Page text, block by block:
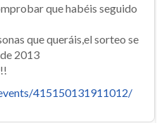
que habéis seguido
que queráis,el sorteo se
2013
415150131911012/